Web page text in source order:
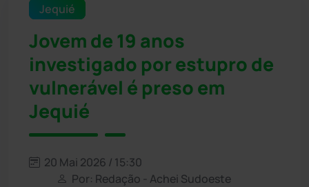
Jequié
Jovem de 19 anos
investigado por estupro de
vulnerável é preso em
Jequié
20 Mai 2026 / 15:30
Por: Redação - Achei Sudoeste